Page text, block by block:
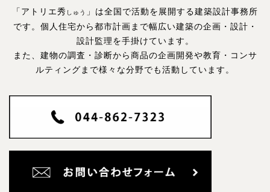
「アトリエ秀 しゅう
」は全国で活動を展開する建築設計事務所
です。 個人住宅から都市計画まで幅広い建築の企画・設計・
設計監理を手掛けています。
また、建物の調査・診断から商品の企画開発や教育・コンサ
ルティングまで様々な分野でも活動しています。